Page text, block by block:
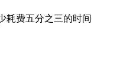
耗费五分之三的时间